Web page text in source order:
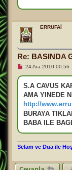
ı
m
e
s
a
j
ERRUFAİ
Re: BASINDA
O
u
n
a
m
ı
ş
m
e
s
j
24 Ara 2010 00:56
S.A CAVUS
AMA YINEDE
http://
BURAYA
BABA ILE
Selam ve Dua ile